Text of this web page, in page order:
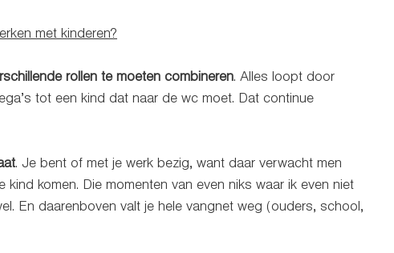
met kinderen?
rollen te moeten combineren. Alles loopt door
tot een kind dat naar de wc moet. Dat continue
. Je bent of met je werk bezig, want daar verwacht men
komen. Die momenten van even niks waar ik even niet
En daarenboven valt je hele vangnet weg (ouders, school,